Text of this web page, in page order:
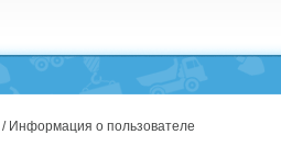
/ Информация о пользователе